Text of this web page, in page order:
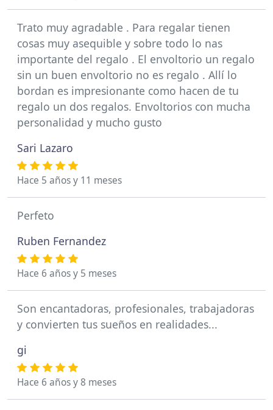
Trato muy agradable . Para regalar tienen
cosas muy asequible y sobre todo lo nas
importante del regalo . El envoltorio un regalo
sin un buen envoltorio no es regalo . Allí lo
bordan es impresionante como hacen de tu
regalo un dos regalos. Envoltorios con mucha
personalidad y mucho gusto
Sari Lazaro
Hace 5 años y 11 meses
Perfeto
Ruben Fernandez
Hace 6 años y 5 meses
Son encantadoras, profesionales, trabajadoras
y convierten tus sueños en realidades...
gi
Hace 6 años y 8 meses